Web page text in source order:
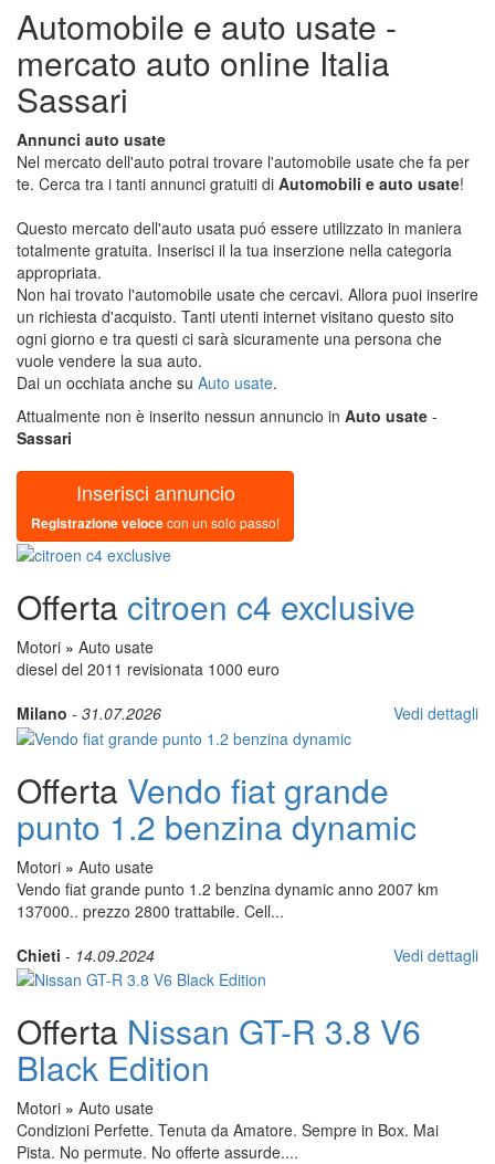
Automobile e auto usate -
mercato auto online Italia
Sassari
Annunci auto usate
Nel mercato dell'auto potrai trovare l'automobile usate che fa per
te. Cerca tra i tanti annunci gratuiti di Automobili e auto usate!
Questo mercato dell'auto usata puó essere utilizzato in maniera
totalmente gratuita. Inserisci il la tua inserzione nella categoria
appropriata.
Non hai trovato l'automobile usate che cercavi. Allora puoi inserire
un richiesta d'acquisto. Tanti utenti internet visitano questo sito
ogni giorno e tra questi ci sarà sicuramente una persona che
vuole vendere la sua auto.
Dai un occhiata anche su Auto usate.
Attualmente non è inserito nessun annuncio in Auto usate -
Sassari
Inserisci annuncio
Registrazione velocecon un solo passo!
Offerta citroen c4 exclusive
Motori » Auto usate
diesel del 2011 revisionata 1000 euro
Milano - 31.07.2026 Vedi dettagli
Offerta Vendo fiat grande
punto 1.2 benzina dynamic
Motori » Auto usate
Vendo fiat grande punto 1.2 benzina dynamic anno 2007 km
137000.. prezzo 2800 trattabile. Cell...
Chieti - 14.09.2024 Vedi dettagli
Offerta Nissan GT-R 3.8 V6
Black Edition
Motori » Auto usate
Condizioni Perfette. Tenuta da Amatore. Sempre in Box. Mai
Pista. No permute. No offerte assurde....